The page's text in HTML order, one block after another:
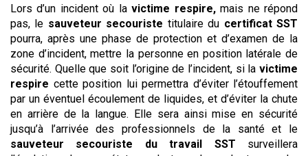
Lors d’un incident où lavictime respire,mais ne répond
pas, le sauveteur secouriste titulaire du certificat SST
pourra, après une phase de protection et d’examen de la
zone d’incident, mettre la personne en position latérale de
sécurité. Quelle que soit l’origine de l’incident, si la victime
respire cette position lui permettra d’éviter l’étouffement
par un éventuel écoulement de liquides, et d’éviter la chute
en arrière de la langue. Elle sera ainsi mise en sécurité
jusqu’à l’arrivée des professionnels de la santé et le
sauveteur
secouriste du travail SST surveillera